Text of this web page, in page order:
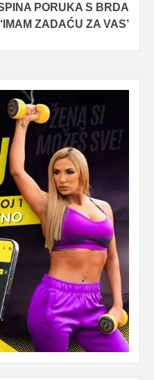
PORUKA S BRDA
ZADAĆU ZA VAS’